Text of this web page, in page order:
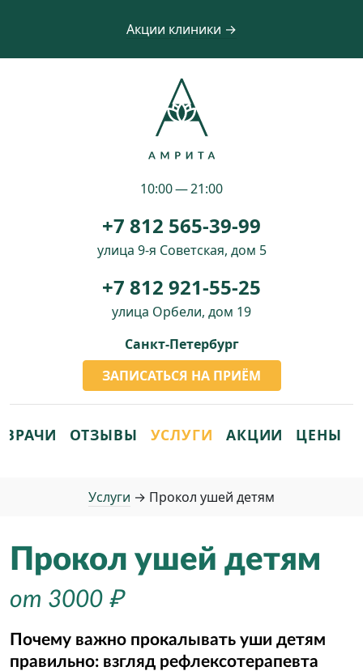
Акции клиники →
10:00 — 21:00
+7 812 565-39-99
улица 9-я Советская, дом 5
+7 812 921-55-25
улица Орбели, дом 19
Санкт-Петербург
ЗАПИСАТЬСЯ НА ПРИЁМ
ВРАЧИ ОТЗЫВЫ УСЛУГИ АКЦИИ ЦЕНЫ
Услуги → Прокол ушей детям
Прокол ушей детям
от 3000 ₽
Почему важно прокалывать уши детям
правильно: взгляд рефлексотерапевта